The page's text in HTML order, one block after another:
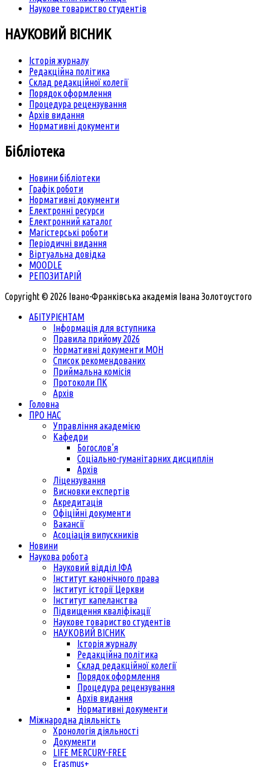
Наукове товариство студентів
НАУКОВИЙ ВІСНИК
Історія журналу
Редакційна політика
Склад редакційної колегії
Порядок оформлення
Процедура рецензування
Архів видання
Нормативні документи
Бібліотека
Новини бібліотеки
Графік роботи
Нормативні документи
Електронні ресурси
Електронний каталог
Магістерські роботи
Періодичні видання
Віртуальна довідка
MOODLE
РЕПОЗИТАРІЙ
Copyright © 2026 Івано-Франківська академія Івана Золотоустого
АБІТУРІЄНТАМ
Інформація для вступника
Правила прийому 2026
Нормативні документи МОН
Список рекомендованих
Приймальна комісія
Протоколи ПК
Архів
Головна
ПРО НАС
Управління академією
Кафедри
Богослов’я
Соціально-гуманітарних дисциплін
Архів
Ліцензування
Висновки експертів
Акредитація
Офіційні документи
Вакансії
Асоціація випускників
Новини
Наукова робота
Науковий відділ ІФА
Інститут канонічного права
Інститут історії Церкви
Інститут капеланства
Підвищення кваліфікації
Наукове товариство студентів
НАУКОВИЙ ВІСНИК
Історія журналу
Редакційна політика
Склад редакційної колегії
Порядок оформлення
Процедура рецензування
Архів видання
Нормативні документи
Міжнародна діяльність
Хронологія діяльності
Документи
LIFE MERCURY-FREE
Erasmus+